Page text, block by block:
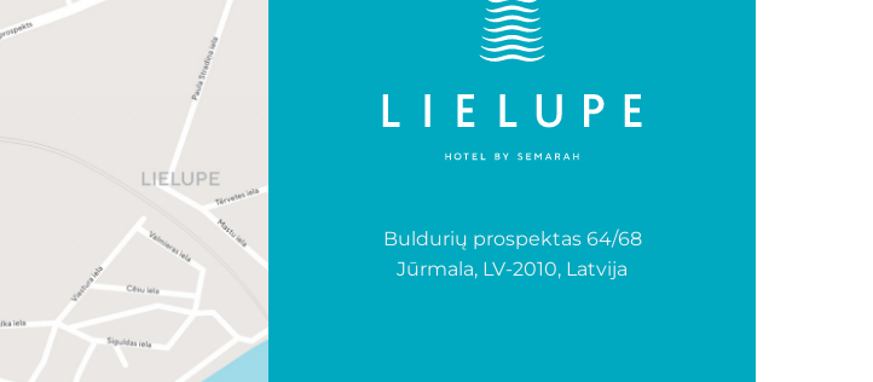
Buldurių prospektas 64/68
Jūrmala, LV-2010, Latvija